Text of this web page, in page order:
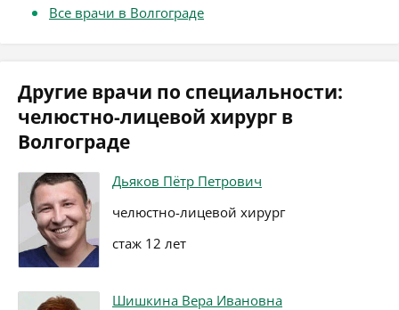
Все врачи в Волгограде
Другие врачи по специальности:
челюстно-лицевой хирург в
Волгограде
Дьяков Пётр Петрович
челюстно-лицевой хирург
стаж 12 лет
Шишкина Вера Ивановна